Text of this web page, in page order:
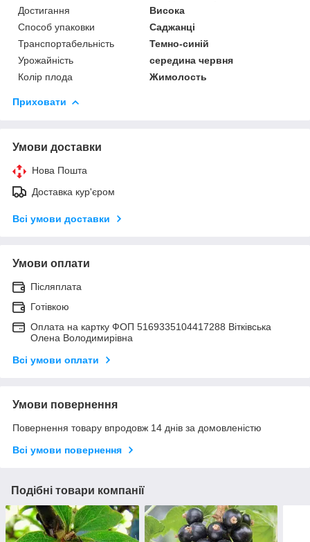
Достигання
Висока
Способ упаковки
Саджанці
Транспортабельність
Темно-синій
Урожайність
середина червня
Колір плода
Жимолость
Приховати
Умови доставки
Нова Пошта
Доставка кур'єром
Всі умови доставки
Умови оплати
Післяплата
Готівкою
Оплата на картку ФОП 5169335104417288 Вітківська
Олена Володимирівна
Всі умови оплати
Умови повернення
Повернення товару впродовж 14 днів за домовленістю
Всі умови повернення
Подібні товари компанії